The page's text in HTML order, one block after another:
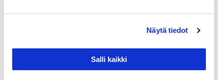
Näytä tiedot
Salli kaikki
Keittiö suljetaan tuntia ennen ravintolan sulkemista.